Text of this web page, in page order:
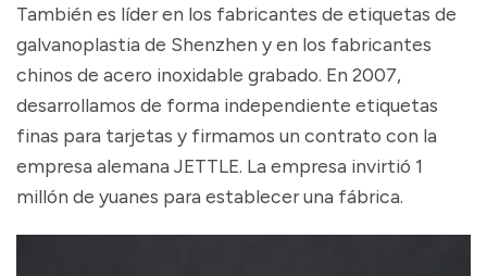
También es líder en los fabricantes de etiquetas de
galvanoplastia de Shenzhen y en los fabricantes
chinos de acero inoxidable grabado. En 2007,
desarrollamos de forma independiente etiquetas
finas para tarjetas y firmamos un contrato con la
empresa alemana JETTLE. La empresa invirtió 1
millón de yuanes para establecer una fábrica.